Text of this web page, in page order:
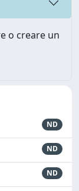
o creare un
ND
ND
ND